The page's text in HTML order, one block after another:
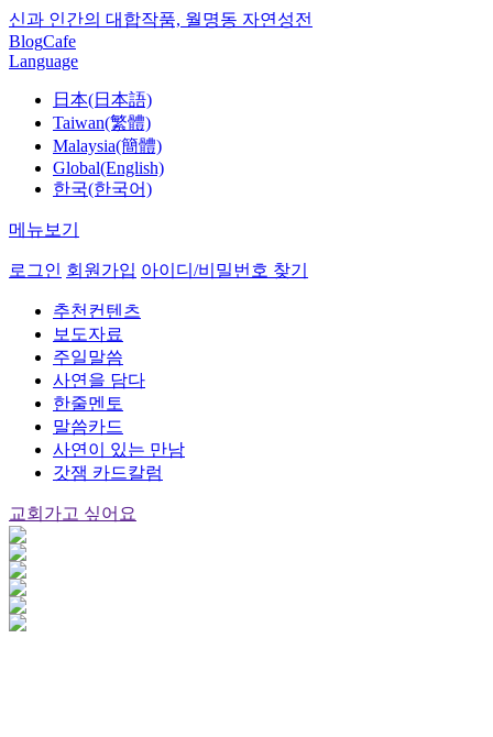
신과 인간의 대합작품, 월명동 자연성전
BlogCafe
Language
日本(日本語)
Taiwan(繁體)
Malaysia(簡體)
Global(English)
한국(한국어)
메뉴보기
로그인 회원가입 아이디/비밀번호 찾기
추천컨텐츠
보도자료
주일말씀
사연을 담다
한줄멘토
말씀카드
사연이 있는 만남
갓잼 카드칼럼
교회가고 싶어요